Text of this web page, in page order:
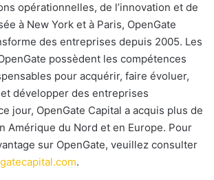
opérationnelles, de l’innovation et de
à New York et à Paris, OpenGate
des entreprises depuis 2005. Les
possèdent les compétences
pour acquérir, faire évoluer,
développer des entreprises
jour, OpenGate Capital a acquis plus de
Amérique du Nord et en Europe. Pour
sur OpenGate, veuillez consulter
.